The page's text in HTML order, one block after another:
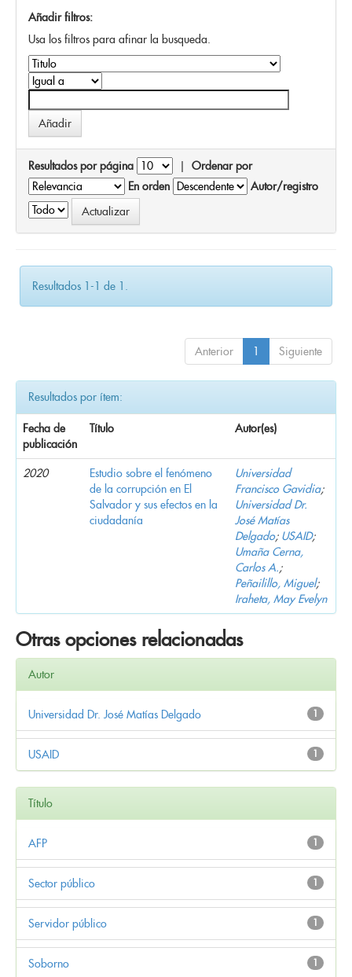
Añadir filtros:
Usa los filtros para afinar la busqueda.
Resultados por página | Ordenar por
En orden
Autor/registro
Resultados 1-1 de 1.
Anterior 1 Siguiente
Resultados por ítem:
Fecha de
publicación
Título Autor(es)
2020
Estudio sobre el fenómeno
de la corrupción en El
Salvador y sus efectos en la
ciudadanía
Universidad
Francisco Gavidia;
Universidad Dr.
José Matías
Delgado; USAID;
Umaña Cerna,
Carlos A.;
Peñailillo, Miguel;
Iraheta, May Evelyn
Otras opciones relacionadas
Autor
1
Universidad Dr. José Matías Delgado
1
USAID
Título
1
AFP
1
Sector público
1
Servidor público
1
Soborno